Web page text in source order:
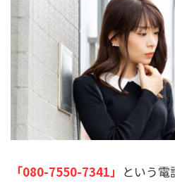
「080-7550-7341」 という